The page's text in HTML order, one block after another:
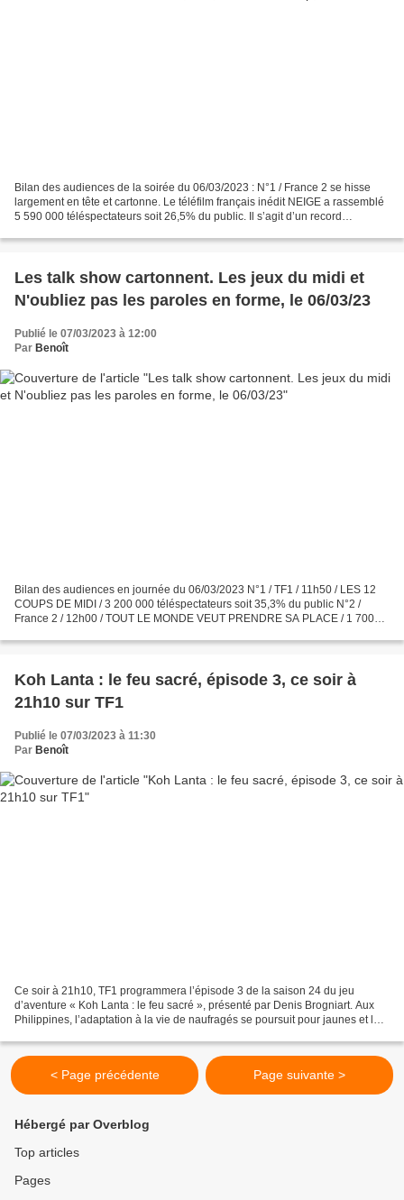
Bilan des audiences de la soirée du 06/03/2023 : N°1 / France 2 se hisse
largement en tête et cartonne. Le téléfilm français inédit NEIGE a rassemblé
5 590 000 téléspectateurs soit 26,5% du public. Il s’agit d’un record
Les talk show cartonnent. Les jeux du midi et
N'oubliez pas les paroles en forme, le 06/03/23
Publié le 07/03/2023 à 12:00
Par Benoît
Bilan des audiences en journée du 06/03/2023 N°1 / TF1 / 11h50 / LES 12
COUPS DE MIDI / 3 200 000 téléspectateurs soit 35,3% du public N°2 /
France 2 / 12h00 / TOUT LE MONDE VEUT PRENDRE SA PLACE / 1 700
Koh Lanta : le feu sacré, épisode 3, ce soir à
21h10 sur TF1
Publié le 07/03/2023 à 11:30
Par Benoît
Ce soir à 21h10, TF1 programmera l’épisode 3 de la saison 24 du jeu
d’aventure « Koh Lanta : le feu sacré », présenté par Denis Brogniart. Aux
Philippines, l’adaptation à la vie de naufragés se poursuit pour jaunes et les
< Page précédente Page suivante >
Hébergé par Overblog
Top articles
Pages